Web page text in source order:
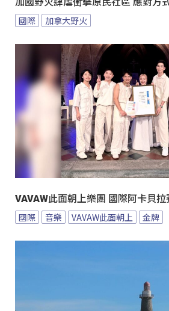
國際 加拿大野火
VAVAW此面朝上樂團 國際阿卡貝拉
國際 音樂 VAVAW此面朝上 金牌